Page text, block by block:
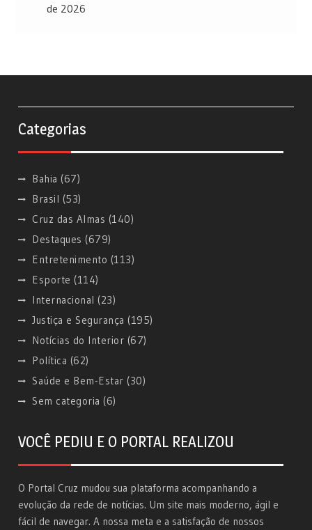
de 2026
Categorias
Bahia (67)
Brasil (53)
Cruz das Almas (140)
Destaques (679)
Entretenimento (113)
Esporte (114)
Internacional (23)
Justiça e Segurança (195)
Notícias do Interior (67)
Política (62)
Saúde e Bem-Estar (30)
Sem categoria (6)
VOCÊ PEDIU E O PORTAL REALIZOU
O Portal Cruz mudou sua plataforma acompanhando a
evolução da rede de notícias. Um site mais moderno, ágil e
fácil de navegar. A nossa meta e a satisfação de nossos